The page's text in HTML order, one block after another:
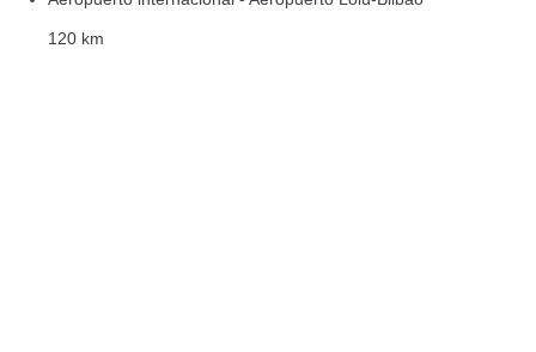
120 km